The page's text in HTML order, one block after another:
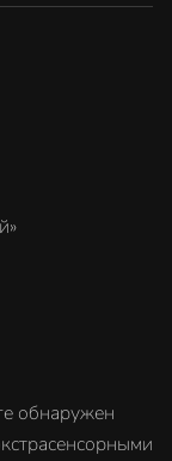
обнаружен